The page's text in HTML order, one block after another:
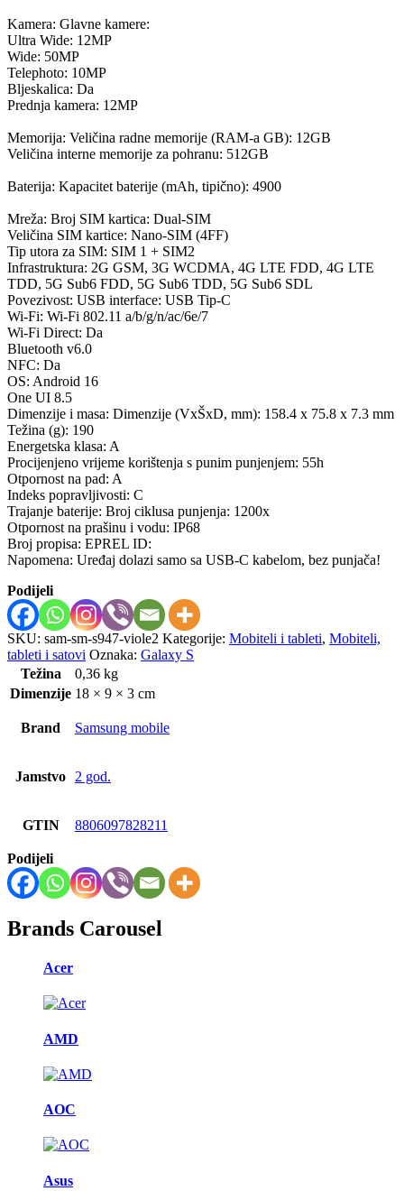
Kamera: Glavne kamere:
Ultra Wide: 12MP
Wide: 50MP
Telephoto: 10MP
Bljeskalica: Da
Prednja kamera: 12MP
Memorija: Veličina radne memorije (RAM-a GB): 12GB
Veličina interne memorije za pohranu: 512GB
Baterija: Kapacitet baterije (mAh, tipično): 4900
Mreža: Broj SIM kartica: Dual-SIM
Veličina SIM kartice: Nano-SIM (4FF)
Tip utora za SIM: SIM 1 + SIM2
Infrastruktura: 2G GSM, 3G WCDMA, 4G LTE FDD, 4G LTE
TDD, 5G Sub6 FDD, 5G Sub6 TDD, 5G Sub6 SDL
Povezivost: USB interface: USB Tip-C
Wi-Fi: Wi-Fi 802.11 a/b/g/n/ac/6e/7
Wi-Fi Direct: Da
Bluetooth v6.0
NFC: Da
OS: Android 16
One UI 8.5
Dimenzije i masa: Dimenzije (VxŠxD, mm): 158.4 x 75.8 x 7.3 mm
Težina (g): 190
Energetska klasa: A
Procijenjeno vrijeme korištenja s punim punjenjem: 55h
Otpornost na pad: A
Indeks popravljivosti: C
Trajanje baterije: Broj ciklusa punjenja: 1200x
Otpornost na prašinu i vodu: IP68
Broj propisa: EPREL ID:
Napomena: Uređaj dolazi samo sa USB-C kabelom, bez punjača!
Podijeli
SKU: sam-sm-s947-viole2 Kategorije: Mobiteli i tableti, Mobiteli,
tableti i satovi Oznaka: Galaxy S
Težina
0,36 kg
Dimenzije 18 × 9 × 3 cm
Brand Samsung mobile
Jamstvo 2 god.
GTIN 8806097828211
Podijeli
Brands Carousel
Acer
AMD
AOC
Asus